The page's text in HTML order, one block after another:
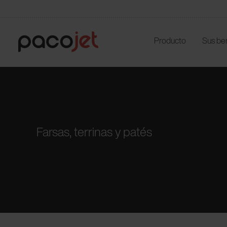
Producto Sus
Farsas, terrinas y patés